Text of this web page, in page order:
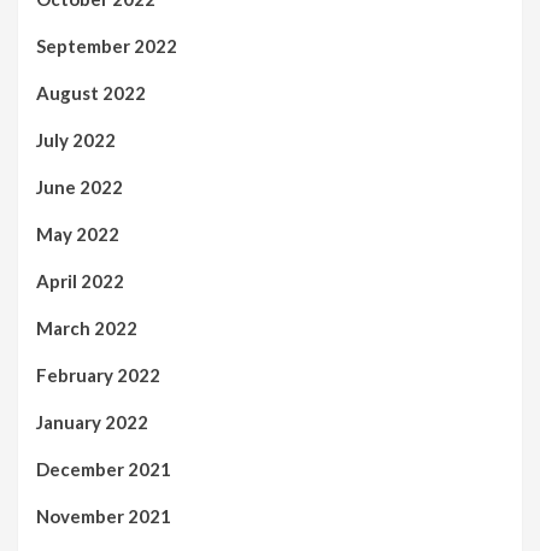
September 2022
August 2022
July 2022
June 2022
May 2022
April 2022
March 2022
February 2022
January 2022
December 2021
November 2021